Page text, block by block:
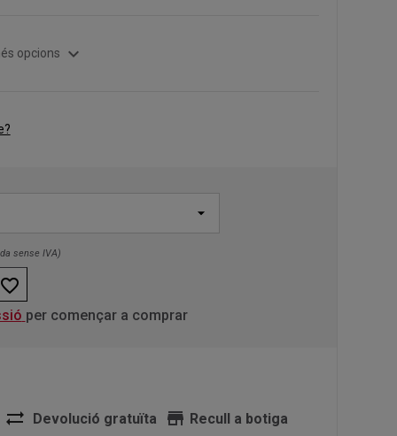
opcions expand_more
sense IVA)
favorite_border
per començar a comprar
sync_alt Devolució gratuïta store Recull a botiga